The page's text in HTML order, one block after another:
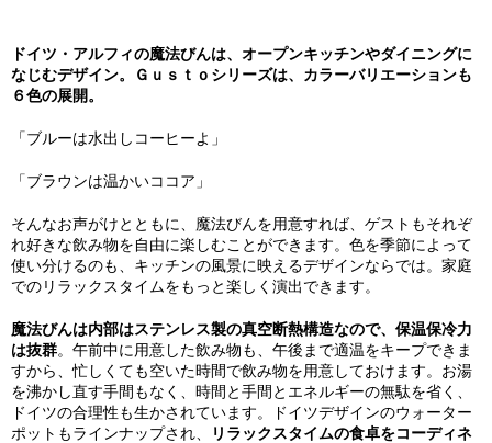
ドイツ・アルフィの魔法びんは、オープンキッチンやダイニングに
なじむデザイン。Ｇｕｓｔｏシリーズは、カラーバリエーションも
６色の展開。
「ブルーは水出しコーヒーよ」
「ブラウンは温かいココア」
そんなお声がけとともに、魔法びんを用意すれば、ゲストもそれぞ
れ好きな飲み物を自由に楽しむことができます。色を季節によって
使い分けるのも、キッチンの風景に映えるデザインならでは。家庭
でのリラックスタイムをもっと楽しく演出できます。
魔法びんは内部はステンレス製の真空断熱構造なので、保温保冷力
は抜群。午前中に用意した飲み物も、午後まで適温をキープできま
すから、忙しくても空いた時間で飲み物を用意しておけます。お湯
を沸かし直す手間もなく、時間と手間とエネルギーの無駄を省く、
ドイツの合理性も生かされています。ドイツデザインのウォーター
ポットもラインナップされ、
リラックスタイムの食卓をコーディネ